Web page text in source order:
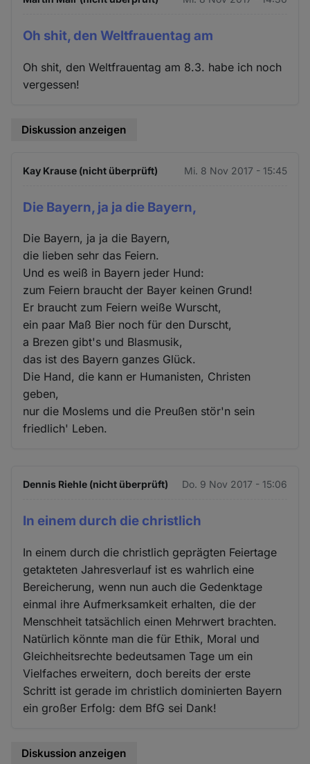
Oh shit, den Weltfrauentag am
Oh shit, den Weltfrauentag am 8.3. habe ich noch
vergessen!
Diskussion anzeigen
Kay Krause (nicht überprüft) Mi. 8 Nov 2017 - 15:45
Die Bayern, ja ja die Bayern,
Die Bayern, ja ja die Bayern,
die lieben sehr das Feiern.
Und es weiß in Bayern jeder Hund:
zum Feiern braucht der Bayer keinen Grund!
Er braucht zum Feiern weiße Wurscht,
ein paar Maß Bier noch für den Durscht,
a Brezen gibt's und Blasmusik,
das ist des Bayern ganzes Glück.
Die Hand, die kann er Humanisten, Christen
geben,
nur die Moslems und die Preußen stör'n sein
friedlich' Leben.
Dennis Riehle (nicht überprüft) Do. 9 Nov 2017 - 15:06
In einem durch die christlich
In einem durch die christlich geprägten Feiertage
getakteten Jahresverlauf ist es wahrlich eine
Bereicherung, wenn nun auch die Gedenktage
einmal ihre Aufmerksamkeit erhalten, die der
Menschheit tatsächlich einen Mehrwert brachten.
Natürlich könnte man die für Ethik, Moral und
Gleichheitsrechte bedeutsamen Tage um ein
Vielfaches erweitern, doch bereits der erste
Schritt ist gerade im christlich dominierten Bayern
ein großer Erfolg: dem BfG sei Dank!
Diskussion anzeigen